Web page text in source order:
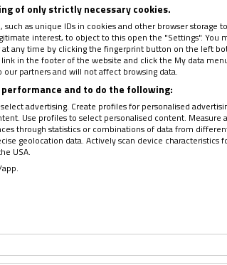
la fe
Dabire, obispo de Dori, la diócesis
llamado a la oración: “En estas
que han muerto en la fe, por la
”.
pedido orar “
por la conversión de
nuestros esfuerzos de penitencia y
nuestro país”.
of only strictly necessary cookies.
as unique IDs in cookies and other browser storage
interest, to object to this open the "Settings". You
any time by clicking the fingerprint button on the left
in the footer of the website and click the My data
partners and will not affect browsing data.
and to do the following:
advertising. Create profiles for personalised
Use profiles to select personalised content. Measure
through statistics or combinations of data from
geolocation data. Actively scan device characteristics
USA.